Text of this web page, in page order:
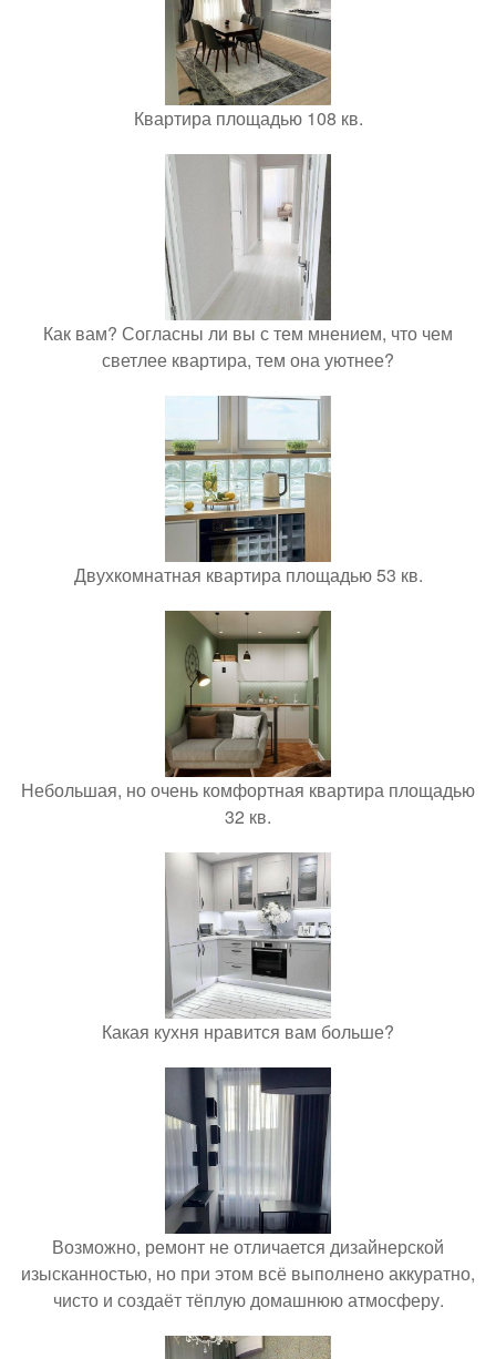
Квартира площадью 108 кв.
Как вам? Согласны ли вы с тем мнением, что чем
светлее квартира, тем она уютнее?
Двухкомнатная квартира площадью 53 кв.
Небольшая, но очень комфортная квартира площадью
32 кв.
Какая кухня нравится вам больше?
Возможно, ремонт не отличается дизайнерской
изысканностью, но при этом всё выполнено аккуратно,
чисто и создаёт тёплую домашнюю атмосферу.